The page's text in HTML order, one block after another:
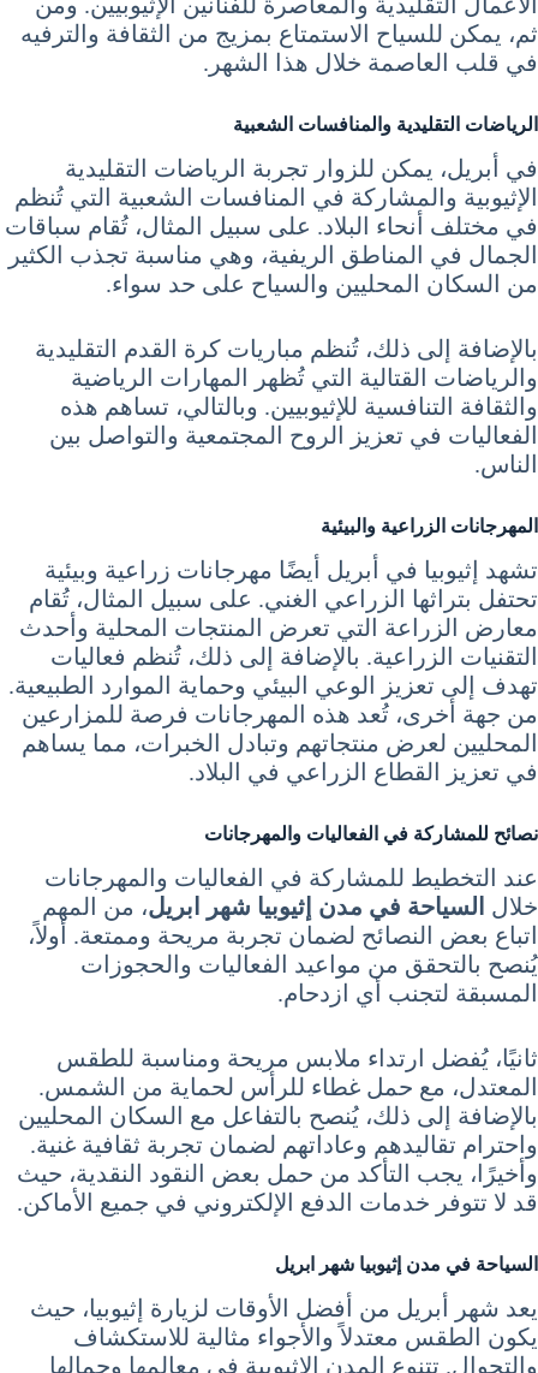
ثم، يمكن للسياح الاستمتاع بمزيج من الثقافة والترفيه
في قلب العاصمة خلال هذا الشهر.
الرياضات التقليدية والمنافسات الشعبية
في أبريل، يمكن للزوار تجربة الرياضات التقليدية
الإثيوبية والمشاركة في المنافسات الشعبية التي تُنظم
في مختلف أنحاء البلاد. على سبيل المثال، تُقام سباقات
الجمال في المناطق الريفية، وهي مناسبة تجذب الكثير
من السكان المحليين والسياح على حد سواء.
بالإضافة إلى ذلك، تُنظم مباريات كرة القدم التقليدية
والرياضات القتالية التي تُظهر المهارات الرياضية
والثقافة التنافسية للإثيوبيين. وبالتالي، تساهم هذه
الفعاليات في تعزيز الروح المجتمعية والتواصل بين
الناس.
المهرجانات الزراعية والبيئية
تشهد إثيوبيا في أبريل أيضًا مهرجانات زراعية وبيئية
تحتفل بتراثها الزراعي الغني. على سبيل المثال، تُقام
معارض الزراعة التي تعرض المنتجات المحلية وأحدث
التقنيات الزراعية. بالإضافة إلى ذلك، تُنظم فعاليات
تهدف إلى تعزيز الوعي البيئي وحماية الموارد الطبيعية.
من جهة أخرى، تُعد هذه المهرجانات فرصة للمزارعين
المحليين لعرض منتجاتهم وتبادل الخبرات، مما يساهم
في تعزيز القطاع الزراعي في البلاد.
نصائح للمشاركة في الفعاليات والمهرجانات
عند التخطيط للمشاركة في الفعاليات والمهرجانات
خلال السياحة في مدن إثيوبيا شهر ابريل، من المهم
اتباع بعض النصائح لضمان تجربة مريحة وممتعة. أولاً،
يُنصح بالتحقق من مواعيد الفعاليات والحجوزات
المسبقة لتجنب أي ازدحام.
ثانيًا، يُفضل ارتداء ملابس مريحة ومناسبة للطقس
المعتدل، مع حمل غطاء للرأس لحماية من الشمس.
بالإضافة إلى ذلك، يُنصح بالتفاعل مع السكان المحليين
واحترام تقاليدهم وعاداتهم لضمان تجربة ثقافية غنية.
وأخيرًا، يجب التأكد من حمل بعض النقود النقدية، حيث
قد لا تتوفر خدمات الدفع الإلكتروني في جميع الأماكن.
السياحة في مدن إثيوبيا شهر ابريل
يعد شهر أبريل من أفضل الأوقات لزيارة إثيوبيا، حيث
يكون الطقس معتدلاً والأجواء مثالية للاستكشاف
والتجوال. تتنوع المدن الإثيوبية في معالمها وجمالها